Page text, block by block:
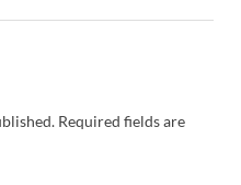
Required fields are